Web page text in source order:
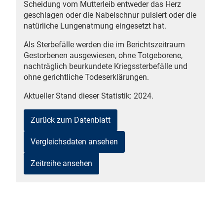
Scheidung vom Mutterleib entweder das Herz
geschlagen oder die Nabelschnur pulsiert oder die
natürliche Lungenatmung eingesetzt hat.
Als Sterbefälle werden die im Berichtszeitraum
Gestorbenen ausgewiesen, ohne Totgeborene,
nachträglich beurkundete Kriegssterbefälle und
ohne gerichtliche Todeserklärungen.
Aktueller Stand dieser Statistik: 2024.
Zurück zum Datenblatt
Vergleichsdaten ansehen
Zeitreihe ansehen